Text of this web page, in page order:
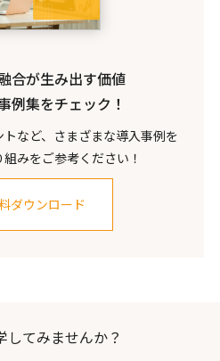
合が生み出す価値
例集をチェック！
など、さまざまな導入事例を
みをご参考ください！
ダウンロード
してみませんか？